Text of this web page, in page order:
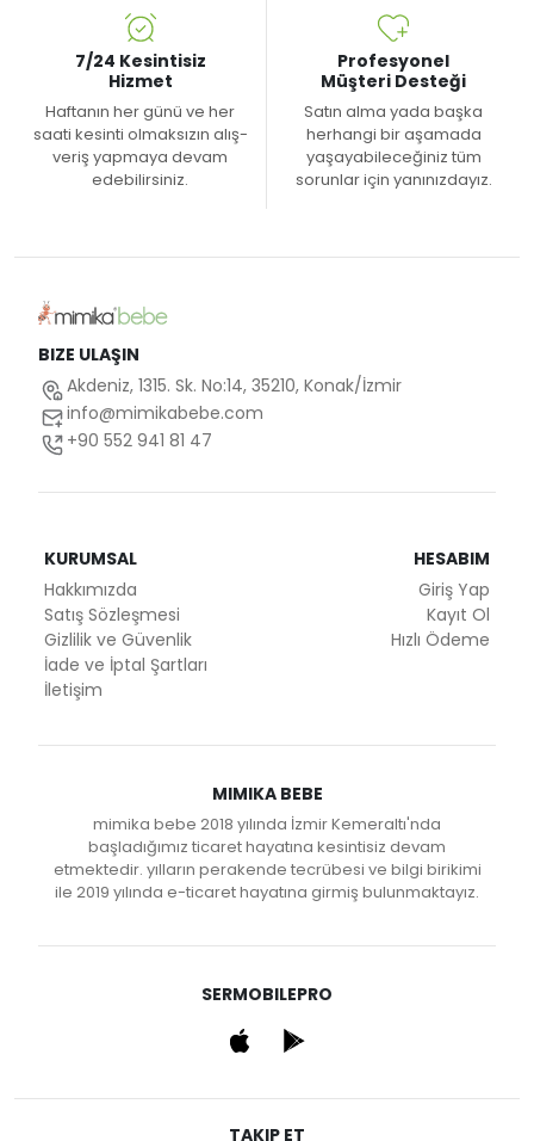
7/24 Kesintisiz
Hizmet
Haftanın her günü ve her
saati kesinti olmaksızın alış-
veriş yapmaya devam
edebilirsiniz.
Profesyonel
Müşteri Desteği
Satın alma yada başka
herhangi bir aşamada
yaşayabileceğiniz tüm
sorunlar için yanınızdayız.
BIZE ULAŞIN
Akdeniz, 1315. Sk. No:14, 35210, Konak/İzmir
info@mimikabebe.com
+90 552 941 81 47
KURUMSAL
Hakkımızda
Satış Sözleşmesi
Gizlilik ve Güvenlik
İade ve İptal Şartları
İletişim
HESABIM
Giriş Yap
Kayıt Ol
Hızlı Ödeme
MIMIKA BEBE
mimika bebe 2018 yılında İzmir Kemeraltı'nda
başladığımız ticaret hayatına kesintisiz devam
etmektedir. yılların perakende tecrübesi ve bilgi birikimi
ile 2019 yılında e-ticaret hayatına girmiş bulunmaktayız.
SERMOBILEPRO
TAKIP ET